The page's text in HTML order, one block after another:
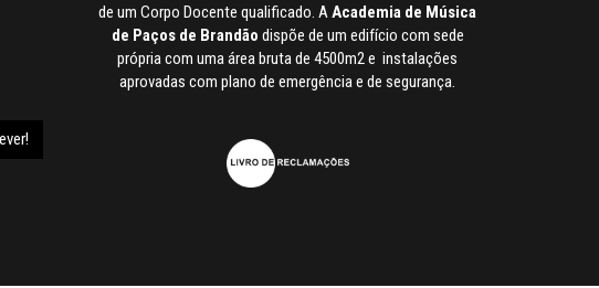
de um Corpo Docente qualificado. AAcademia de Música
de Paços de Brandão dispõe de um edifício com sede
própria com uma área bruta de 4500m2 e instalações
aprovadas com plano de emergência e de segurança.